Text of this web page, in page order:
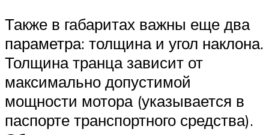
Также в габаритах важны еще два
параметра: толщина и угол наклона.
Толщина транца зависит от
максимально допустимой
мощности мотора (указывается в
паспорте транспортного средства).